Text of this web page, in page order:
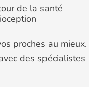
de la santé
proches au mieux.
des spécialistes